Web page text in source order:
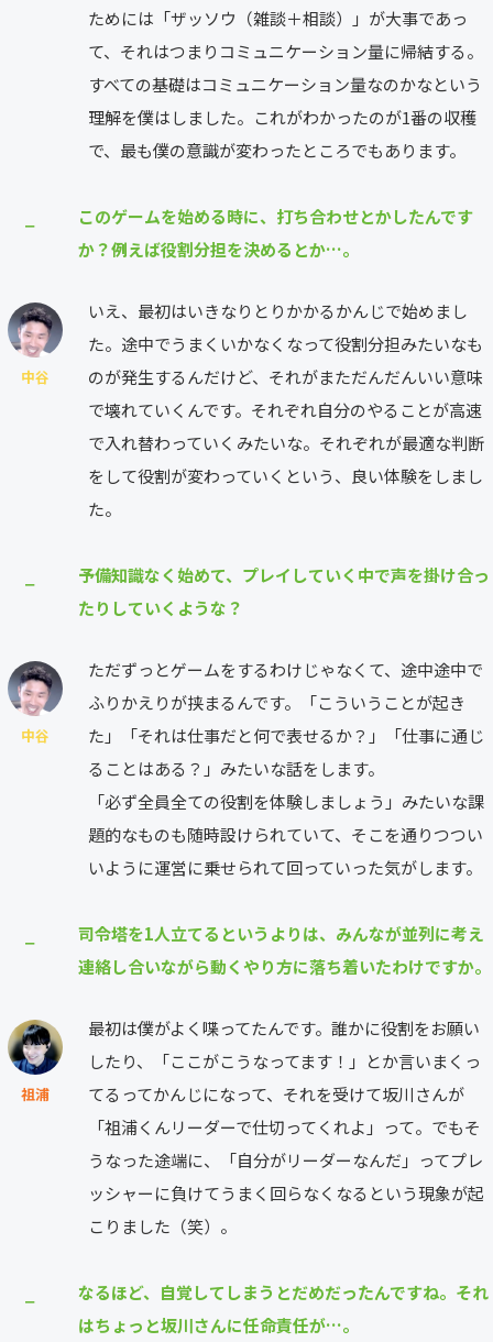
ためには「ザッソウ（雑談＋相談）」が大事であっ
て、それはつまりコミュニケーション量に帰結する。
すべての基礎はコミュニケーション量なのかなという
理解を僕はしました。これがわかったのが1番の収穫
で、最も僕の意識が変わったところでもあります。
このゲームを始める時に、打ち合わせとかしたんです
か？例えば役割分担を決めるとか…。
中谷
いえ、最初はいきなりとりかかるかんじで始めまし
た。途中でうまくいかなくなって役割分担みたいなも
のが発生するんだけど、それがまただんだんいい意味
で壊れていくんです。それぞれ自分のやることが高速
で入れ替わっていくみたいな。それぞれが最適な判断
をして役割が変わっていくという、良い体験をしまし
た。
予備知識なく始めて、プレイしていく中で声を掛け合っ
たりしていくような？
中谷
ただずっとゲームをするわけじゃなくて、途中途中で
ふりかえりが挟まるんです。「こういうことが起き
た」「それは仕事だと何で表せるか？」「仕事に通じ
ることはある？」みたいな話をします。
「必ず全員全ての役割を体験しましょう」みたいな課
題的なものも随時設けられていて、そこを通りつつい
いように運営に乗せられて回っていった気がします。
司令塔を1人立てるというよりは、みんなが並列に考え
連絡し合いながら動くやり方に落ち着いたわけですか。
祖浦
最初は僕がよく喋ってたんです。誰かに役割をお願い
したり、「ここがこうなってます！」とか言いまくっ
てるってかんじになって、それを受けて坂川さんが
「祖浦くんリーダーで仕切ってくれよ」って。でもそ
うなった途端に、「自分がリーダーなんだ」ってプレ
ッシャーに負けてうまく回らなくなるという現象が起
こりました（笑）。
なるほど、自覚してしまうとだめだったんですね。それ
はちょっと坂川さんに任命責任が…。